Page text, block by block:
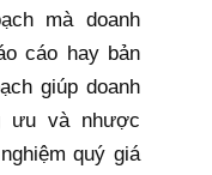
mà doanh
cáo hay bản
giúp doanh
ưu và nhược
quý giá